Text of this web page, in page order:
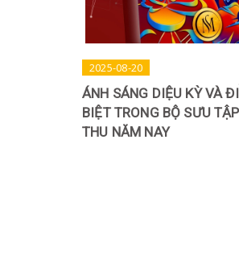
2025-08-20
ÁNH SÁNG DIỆU KỲ VÀ
BIỆT TRONG BỘ SƯU
THU NĂM NAY